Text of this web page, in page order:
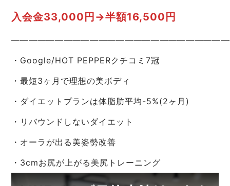
入会金33,000円→半額16,500円
・Google/HOT PEPPERクチコミ7冠
・最短3ヶ月で理想の美ボディ
・ダイエットプランは体脂肪平均-5%(2ヶ月)
・リバウンドしないダイエット
・オーラが出る美姿勢改善
・3cmお尻が上がる美尻トレーニング